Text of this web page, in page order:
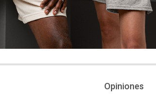
Opiniones